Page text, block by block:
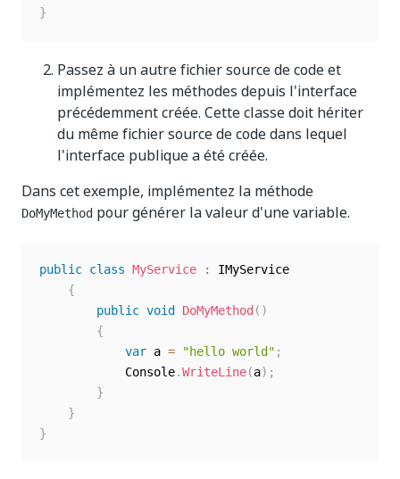
}
Passez à un autre fichier source de code et
implémentez les méthodes depuis l'interface
précédemment créée. Cette classe doit hériter
du même fichier source de code dans lequel
l'interface publique a été créée.
Dans cet exemple, implémentez la méthode
DoMyMethod pour générer la valeur d'une variable.
public class MyService :
IMyService
{
public void DoMyMethod ( )
{
var a = "hello world" ;
            Console
.WriteLine(a) ;
}
}
}